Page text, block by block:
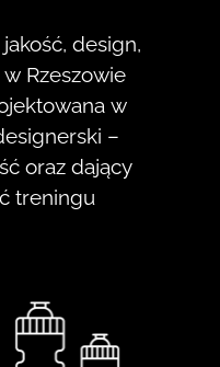
design,
Rzeszowie
w
–
oraz dający
treningu